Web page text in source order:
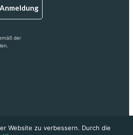
Anmeldung
der
Website zu verbessern. Durch die